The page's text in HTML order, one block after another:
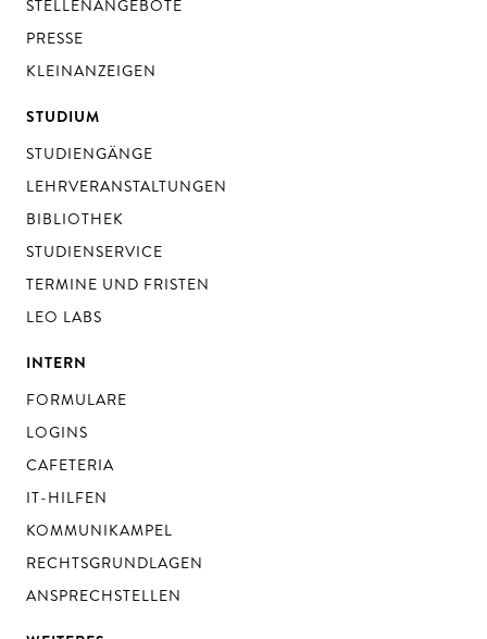
STELLENANGEBOTE
PRESSE
KLEINANZEIGEN
STUDIUM
STUDIENGÄNGE
LEHRVERANSTALTUNGEN
BIBLIOTHEK
STUDIENSERVICE
TERMINE UND FRISTEN
LEO LABS
INTERN
FORMULARE
LOGINS
CAFETERIA
IT-HILFEN
KOMMUNIKAMPEL
RECHTSGRUNDLAGEN
ANSPRECHSTELLEN